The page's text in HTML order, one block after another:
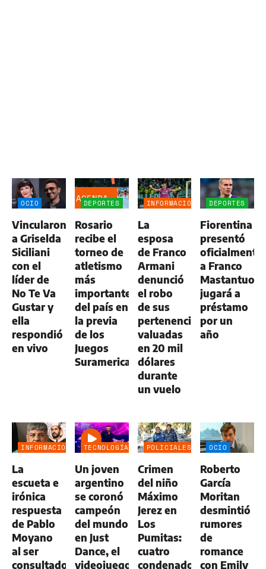
OCIO
Vincularon
a Griselda
Siciliani
con el
líder de
No Te Va
Gustar y
ella
respondió
en vivo
DEPORTES
AGENDA
Rosario
recibe el
torneo de
atletismo
más
importante
del país en
la previa
de los
Juegos
Suramericanos
INFORMACIÓN
La
esposa
de Franco
Armani
denunció
el robo
de sus
pertenencias
valuadas
en 20 mil
dólares
durante
un vuelo
DEPORTES
Fiorentina
presentó
oficialmente
a Franco
jugará a
préstamo
por un
año
INFORMACIÓN
La
escueta e
irónica
respuesta
de Pablo
Moyano
al ser
consultado
TECNOLOGÍA
Un joven
argentino
se coronó
campeón
del mundo
en Just
Dance, el
videojuego
POLICIALES
Crimen
del niño
Máximo
Jerez en
Los
Pumitas:
cuatro
condenados
OCIO
Roberto
García
Moritan
desmintió
rumores
de
romance
con Emily